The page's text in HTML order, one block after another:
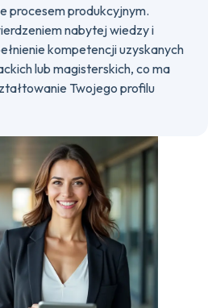
procesem produkcyjnym.
nabytej wiedzy i
kompetencji uzyskanych
lub magisterskich, co ma
Twojego profilu